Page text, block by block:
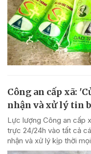
Công an cấp xã:
nhận và xử lý tin
Lực lượng Công an cấp
trực 24/24h vào tất cả
nhận và xử lý kịp thời